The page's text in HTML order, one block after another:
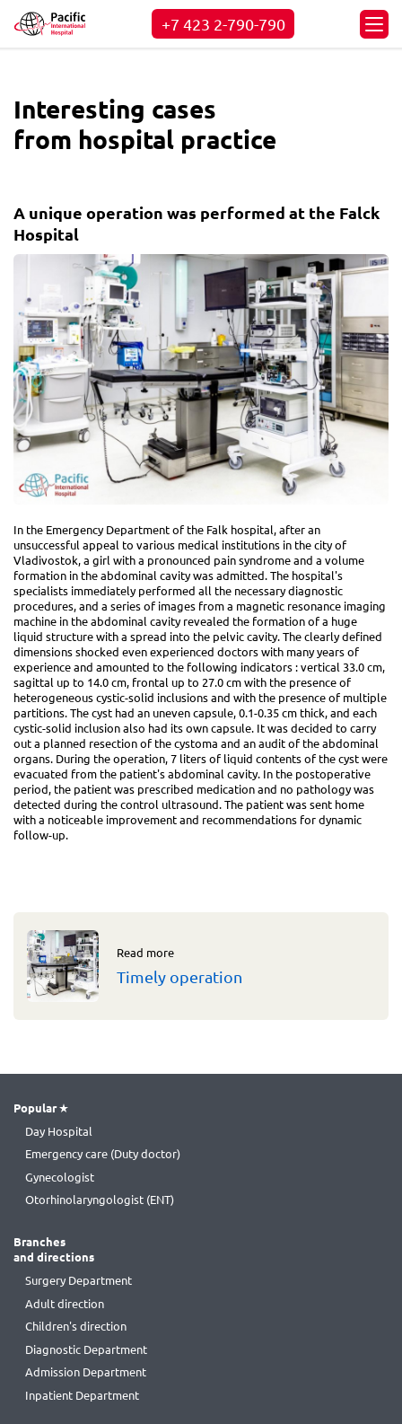
+7 423 2-790-790
Interesting cases
from hospital practice
A unique operation was performed at the Falсk
Hospital
In the Emergency Department of the Falk hospital, after an
unsuccessful appeal to various medical institutions in the city of
Vladivostok, a girl with a pronounced pain syndrome and a volume
formation in the abdominal cavity was admitted. The hospital's
specialists immediately performed all the necessary diagnostic
procedures, and a series of images from a magnetic resonance imaging
machine in the abdominal cavity revealed the formation of a huge
liquid structure with a spread into the pelvic cavity. The clearly defined
dimensions shocked even experienced doctors with many years of
experience and amounted to the following indicators : vertical 33.0 cm,
sagittal up to 14.0 cm, frontal up to 27.0 cm with the presence of
heterogeneous cystic-solid inclusions and with the presence of multiple
partitions. The cyst had an uneven capsule, 0.1-0.35 cm thick, and each
cystic-solid inclusion also had its own capsule. It was decided to carry
out a planned resection of the cystoma and an audit of the abdominal
organs. During the operation, 7 liters of liquid contents of the cyst were
evacuated from the patient's abdominal cavity. In the postoperative
period, the patient was prescribed medication and no pathology was
detected during the control ultrasound. The patient was sent home
with a noticeable improvement and recommendations for dynamic
follow-up.
Read more
Timely operation
Popular
Day Hospital
Emergency care (Duty doctor)
Gynecologist
Otorhinolaryngologist (ENT)
Branches
and directions
Surgery Department
Adult direction
Children's direction
Diagnostic Department
Admission Department
Inpatient Department